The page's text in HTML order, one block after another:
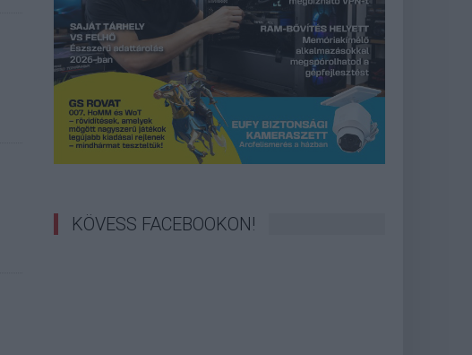
KÖVESS FACEBOOKON!